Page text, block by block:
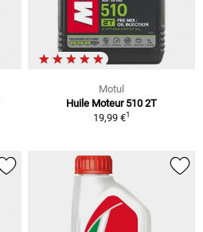
Motul
Huile Moteur 510 2T
19,99 €1